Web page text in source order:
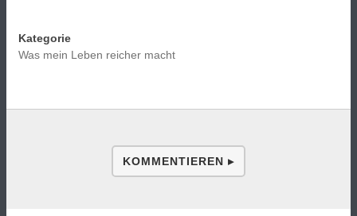
Kategorie
Was mein Leben reicher macht
KOMMENTIEREN ▸